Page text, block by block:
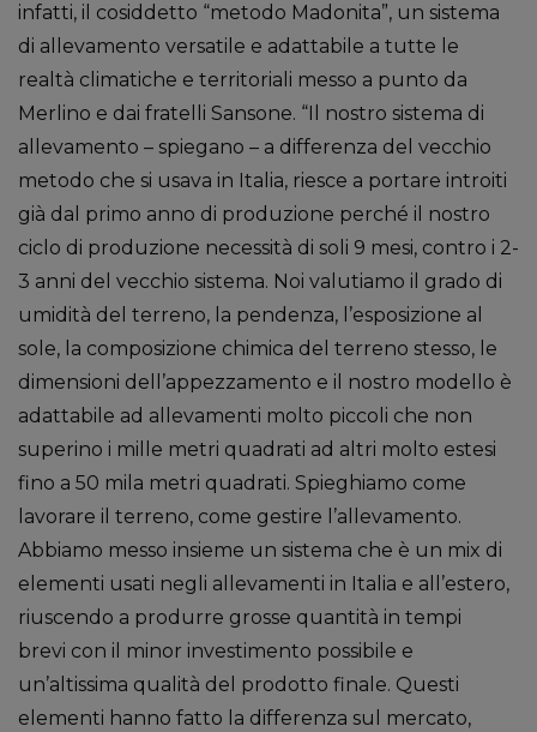
infatti, il cosiddetto “metodo Madonita”, un sistema
di allevamento versatile e adattabile a tutte le
realtà climatiche e territoriali messo a punto da
Merlino e dai fratelli Sansone. “Il nostro sistema di
allevamento – spiegano – a differenza del vecchio
metodo che si usava in Italia, riesce a portare introiti
già dal primo anno di produzione perché il nostro
ciclo di produzione necessità di soli 9 mesi, contro i 2-
3 anni del vecchio sistema. Noi valutiamo il grado di
umidità del terreno, la pendenza, l’esposizione al
sole, la composizione chimica del terreno stesso, le
dimensioni dell’appezzamento e il nostro modello è
adattabile ad allevamenti molto piccoli che non
superino i mille metri quadrati ad altri molto estesi
fino a 50 mila metri quadrati. Spieghiamo come
lavorare il terreno, come gestire l’allevamento.
Abbiamo messo insieme un sistema che è un mix di
elementi usati negli allevamenti in Italia e all’estero,
riuscendo a produrre grosse quantità in tempi
brevi con il minor investimento possibile e
un’altissima qualità del prodotto finale. Questi
elementi hanno fatto la differenza sul mercato,